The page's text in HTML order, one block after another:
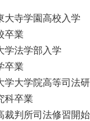
寺学園高校入学
卒業
法学部入学
卒業
大学院高等司法
科卒業
判所司法修習開始